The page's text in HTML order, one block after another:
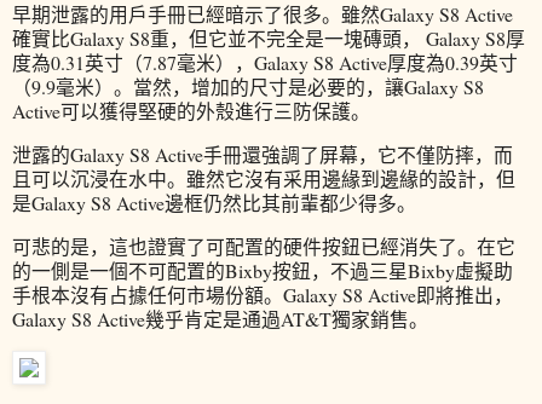
早期泄露的用戶手冊已經暗示了很多。雖然Galaxy S8 Active
確實比Galaxy S8重，但它並不完全是一塊磚頭， Galaxy S8厚
度為0.31英寸（7.87毫米），Galaxy S8 Active厚度為0.39英寸
（9.9毫米）。當然，增加的尺寸是必要的，讓Galaxy S8
Active可以獲得堅硬的外殼進行三防保護。
泄露的Galaxy S8 Active手冊還強調了屏幕，它不僅防摔，而
且可以沉浸在水中。雖然它沒有采用邊緣到邊緣的設計，但
是Galaxy S8 Active邊框仍然比其前輩都少得多。
可悲的是，這也證實了可配置的硬件按鈕已經消失了。在它
的一側是一個不可配置的Bixby按鈕，不過三星Bixby虛擬助
手根本沒有占據任何市場份額。Galaxy S8 Active即將推出，
Galaxy S8 Active幾乎肯定是通過AT&T獨家銷售。